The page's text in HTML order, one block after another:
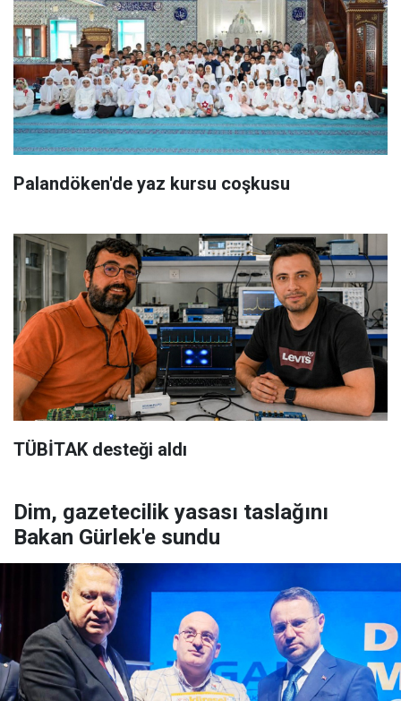
Palandöken'de yaz kursu coşkusu
TÜBİTAK desteği aldı
Dim, gazetecilik yasası taslağını
Bakan Gürlek'e sundu